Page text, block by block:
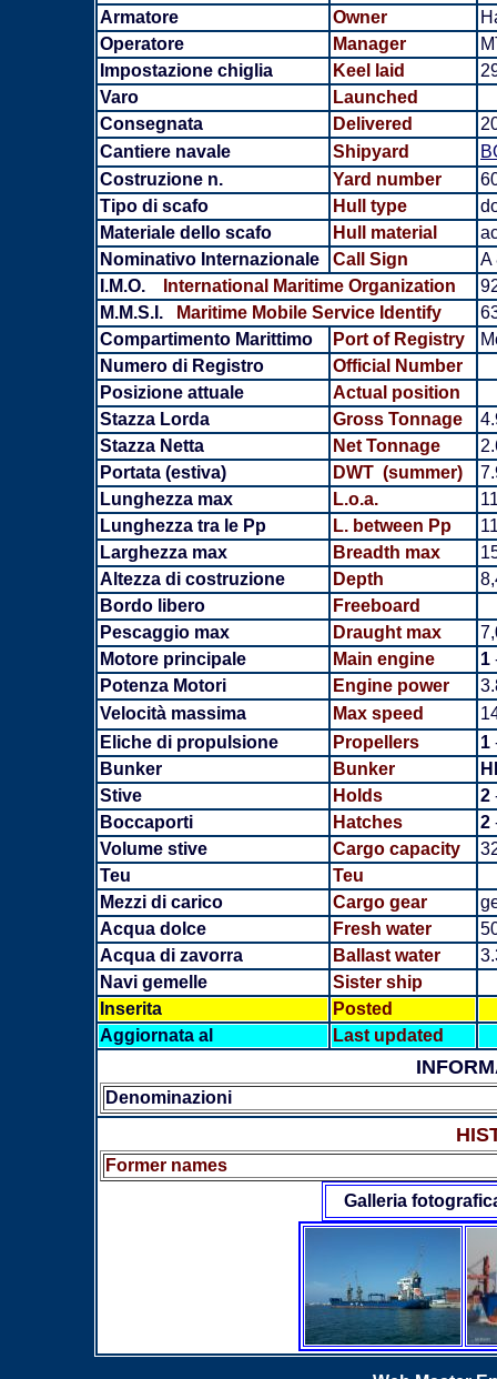
Armatore
Owner
Operatore
Manager
Impostazione chiglia
Keel laid
Varo
Launched
Consegnata
Delivered
Cantiere navale
Shipyard
Costruzione n.
Yard number
Tipo di scafo
Hull type
Materiale dello scafo
Hull material
Nominativo Internazionale
Call Sign
A
I.M.O.
International Maritime Organization
M.M.S.I.
Maritime Mobile Service Identify
Compartimento Marittimo
Port of Registry
Numero di Registro
Official Number
Posizione attuale
Actual position
Stazza Lorda
Gross Tonnage
Stazza Netta
Net Tonnage
Portata (estiva)
DWT (summer)
Lunghezza max
L.o.a.
Lunghezza tra le Pp
L. between Pp
Larghezza max
Breadth max
Altezza di costruzione
Depth
Bordo libero
Freeboard
Pescaggio max
Draught max
Motore principale
Main engine 1
Potenza Motori
Engine power
Velocità massima
Max speed
Eliche di propulsione
Propellers 1
Bunker
Bunker
Stive
Holds 2
Boccaporti
Hatches 2
Volume stive
Cargo capacity
Teu
Teu
Mezzi di carico
Cargo gear
Acqua dolce
Fresh water
Acqua di zavorra
Ballast water
Navi gemelle
Sister ship
Inserita
Posted
Aggiornata al
Last updated
Denominazioni
Former names
Galleria